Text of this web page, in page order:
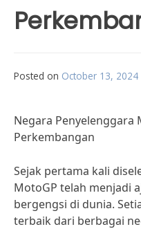
Posted on October 13, 2024
Negara Penyelenggara
Perkembangan
Sejak pertama kali
MotoGP telah menjadi
bergengsi di dunia.
terbaik dari berbagai